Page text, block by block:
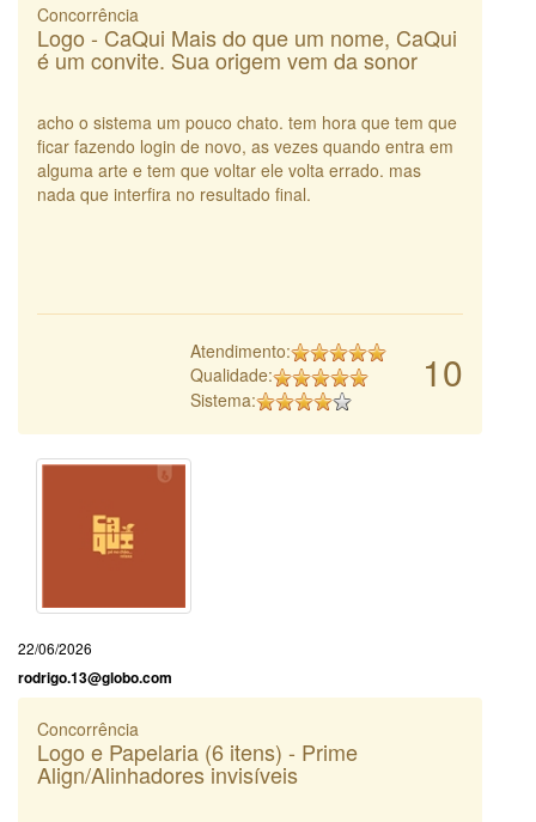
Concorrência
Logo - CaQui Mais do que um nome, CaQui
é um convite. Sua origem vem da sonor
acho o sistema um pouco chato. tem hora que tem que
ficar fazendo login de novo, as vezes quando entra em
alguma arte e tem que voltar ele volta errado. mas
nada que interfira no resultado final.
10
Atendimento:
Qualidade:
Sistema:
22/06/2026
rodrigo.13@globo.com
Concorrência
Logo e Papelaria (6 itens) - Prime
Align/Alinhadores invisíveis